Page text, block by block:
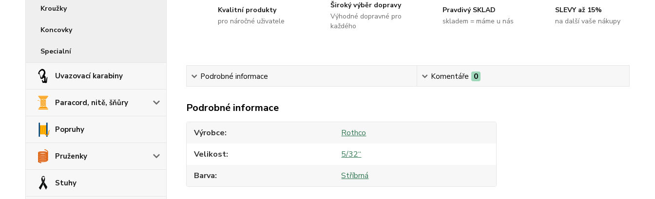
Kroužky
Koncovky
Specialní
Uvazovací karabiny
Paracord, nitě, šňůry
Popruhy
Pruženky
Stuhy
Kvalitní produkty
pro náročné uživatele
Široký výběr dopravy
Výhodné dopravné pro
každého
Pravdivý SKLAD
skladem = máme u nás
SLEVY až 15%
na další vaše nákupy
Podrobné informace Komentáře 0
Podrobné informace
Výrobce
Rothco
Velikost
5/32“
Barva
Stříbrná